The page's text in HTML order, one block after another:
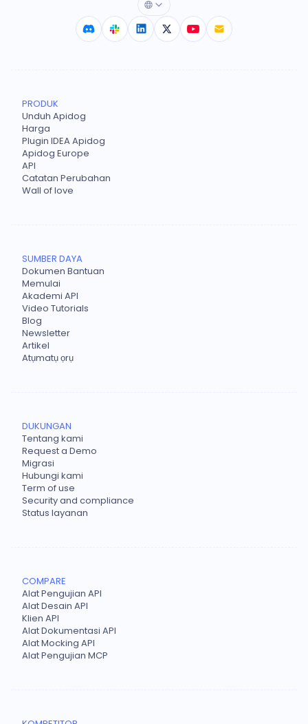
PRODUK
Unduh Apidog
Harga
Plugin IDEA Apidog
Apidog Europe
API
Catatan Perubahan
Wall of love
SUMBER DAYA
Dokumen Bantuan
Memulai
Akademi API
Video Tutorials
Blog
Newsletter
Artikel
Atụmatụ ọrụ
DUKUNGAN
Tentang kami
Request a Demo
Migrasi
Hubungi kami
Term of use
Security and compliance
Status layanan
COMPARE
Alat Pengujian API
Alat Desain API
Klien API
Alat Dokumentasi API
Alat Mocking API
Alat Pengujian MCP